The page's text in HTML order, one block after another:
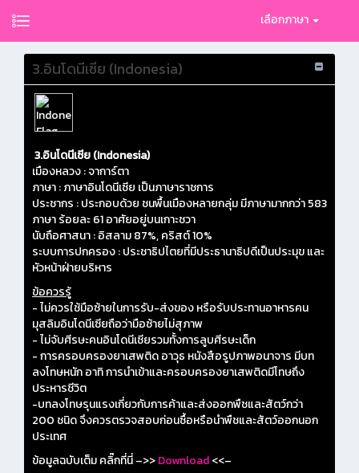
เลือกภาษา
3.อินโดนีเซีย (Indonesia)
3.อินโดนีเซีย (Indonesia)
เมืองหลวง : จาการ์ตา
ภาษา : ภาษาอินโดนีเซีย เป็นภาษาราชการ
ประชากร : ประกอบด้วย ชนพื้นเมืองหลายกลุ่ม มีภาษามากกว่า 583
ภาษา ร้อยละ 61 อาศัยอยู่บนเกาะชวา
นับถือศาสนา : อิสลาม 87%, คริสต์ 10%
ระบบการปกครอง : ประชาธิปไตยที่มีประธานาธิปดีเป็นประมุข และ
หัวหน้าฝ่ายบริหาร
ข้อควรรู้
- ไม่ควรใช้มือซ้ายในการรับ-ส่งของ หรือรับประทานอาหารคน
มุสลิมอินโดนีเซียถือว่ามือซ้ายไม่สุภาพ
- ไม่จับศีรษะคนอินโดนีเซียรวมทั้งการลูบศีรษะเด็ก
- การครอบครองยาเสพติด อาวุธ หนังสือรูปภาพอนาจาร มีบท
ลงโทษหนัก อาทิ การนำเข้าและครอบครองยาเสพติดมีโทษถึง
ประหารชีวิต
-บทลงโทษรุนแรงเกี่ยวกับการค้าและส่งออกพืชและสัตว์กว่า
200 ชนิด จึงควรตรวจสอบก่อนซื้อหรือนำพืชและสัตว์ออกนอก
ประเทศ
ข้อมูลฉบับเต็ม คลิ๊กที่นี่ –>>Download<<–